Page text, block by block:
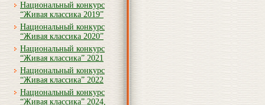
Национальный конкурс
“Живая классика 2019”
Национальный конкурс
“Живая классика 2020”
Национальный конкурс
“Живая классика” 2021
Национальный конкурс
“Живая классика” 2022
Национальный конкурс
“Живая классика” 2024,